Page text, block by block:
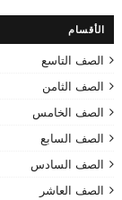
الأقسام
الصف التاسع
الصف الثامن
الصف الخامس
الصف السابع
الصف السادس
الصف العاشر